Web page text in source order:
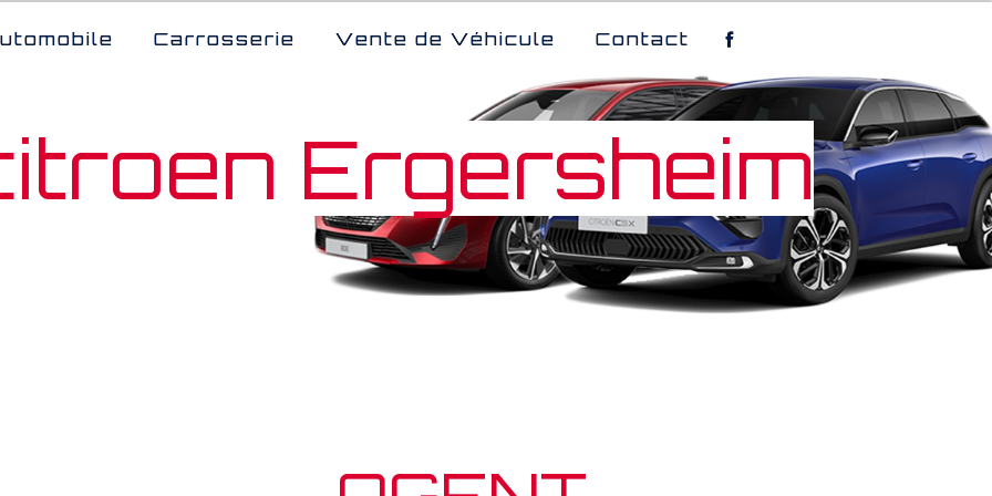
Carrosserie Vente de Véhicule Contact
Ergersheim